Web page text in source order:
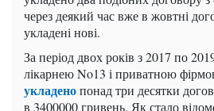
через деякий час вже в жовтні
укладені нові.
За період двох років з 2017 по
лікарнею No13 і приватною
укладенопонад три десятки
в 3400000 гривень. Як стало